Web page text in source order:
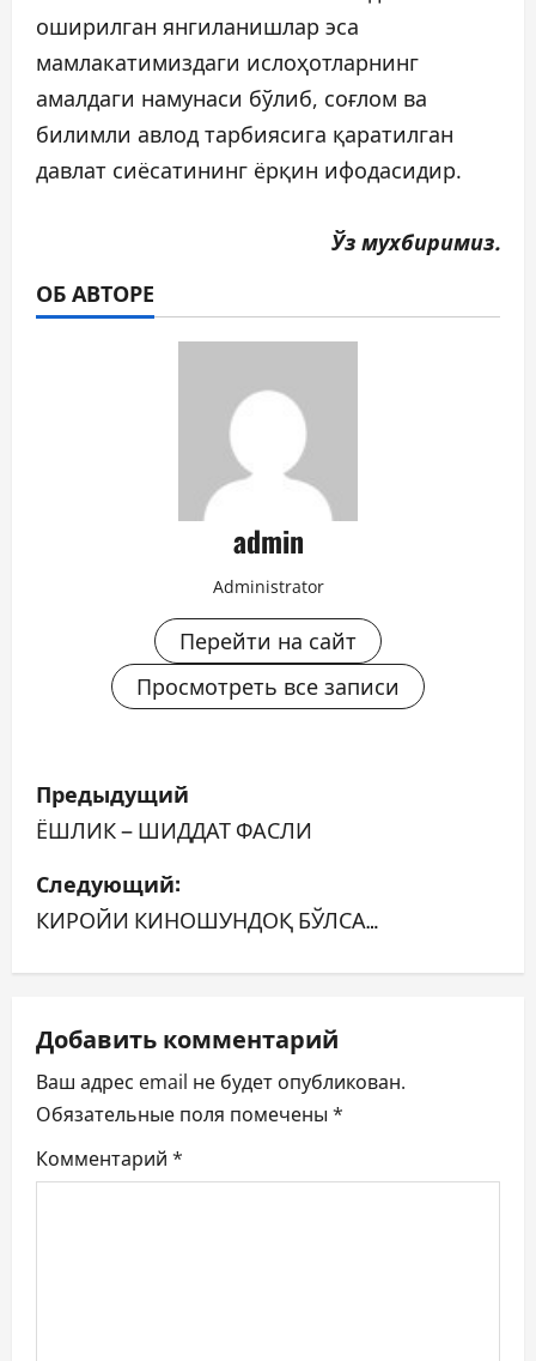
оширилган янгиланишлар эса
мамлакатимиздаги ислоҳотларнинг
амалдаги намунаси бўлиб, соғлом ва
билимли авлод тарбиясига қаратилган
давлат сиёсатининг ёрқин ифодасидир.
Ўз мухбиримиз.
ОБ АВТОРЕ
admin
Administrator
Перейти на сайт
Просмотреть все записи
Н
а
в
и
г
а
ц
и
я
Предыдущий
ЁШЛИК – ШИДДАТ ФАСЛИ
Следующий:
КИРОЙИ КИНОШУНДОҚ БЎЛСА…
Добавить комментарий
Ваш адрес email не будет опубликован.
Обязательные поля помечены *
Комментарий *